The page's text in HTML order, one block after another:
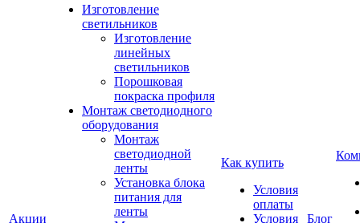
Акции
Изготовление
светильников
Изготовление
линейных
светильников
Порошковая
покраска профиля
Монтаж светодиодного
оборудования
Монтаж
светодиодной
ленты
Установка блока
питания для
ленты
Как купить
Условия
оплаты
Условия
Блог